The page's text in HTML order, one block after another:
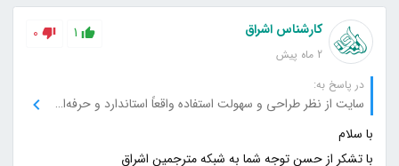
کارشناس اشراق
2 ماه پیش
1
0
در پاسخ به:
سایت از نظر طراحی و سهولت استفاده واقعاً استاندارد و حرفه‌ای است.